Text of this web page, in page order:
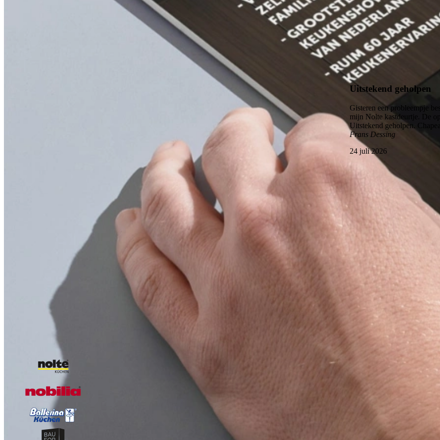
Uitstekend
4.6
Uitstekend geholpen
Gisteren een probleempje
mijn Nolte kastdeurtje. De
Uitstekend geholpen.
Frans Dessing
24 juli 2026
Bekijk alle reviews
Vraag nu ons Keuken Magazine aan, boordevol inspiratie!
Boordevol inspiratie, landelijke keukens, trends en praktische tips van Keukenwarenhuis.nl
Over de kracht van onze Keukenwarenhuis.nl Familie!
Iedere week kans op een gratis messenset!
Inclusief vele lezers aanbiedingen!
Magazine aanvragen
Onze A-kwaliteit merken